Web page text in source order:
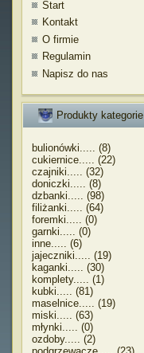
Start
Kontakt
O firmie
Regulamin
Napisz do nas
Produkty kategorie
bulionówki..... (8)
cukiernice..... (22)
czajniki..... (32)
doniczki..... (8)
dzbanki..... (98)
filiżanki..... (64)
foremki..... (0)
garnki..... (0)
inne..... (6)
jajeczniki..... (19)
kaganki..... (30)
komplety..... (1)
kubki..... (81)
maselnice..... (19)
miski..... (63)
młynki..... (0)
ozdoby..... (2)